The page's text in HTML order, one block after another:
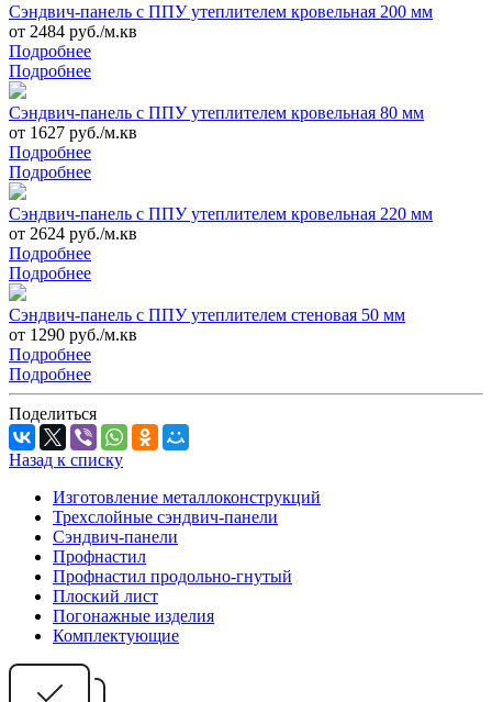
Сэндвич-панель с ППУ утеплителем кровельная 200 мм
от 2484 руб./м.кв
Подробнее
Подробнее
Сэндвич-панель с ППУ утеплителем кровельная 80 мм
от 1627 руб./м.кв
Подробнее
Подробнее
Сэндвич-панель с ППУ утеплителем кровельная 220 мм
от 2624 руб./м.кв
Подробнее
Подробнее
Сэндвич-панель с ППУ утеплителем стеновая 50 мм
от 1290 руб./м.кв
Подробнее
Подробнее
Поделиться
Назад к списку
Изготовление металлоконструкций
Трехслойные сэндвич-панели
Сэндвич-панели
Профнастил
Профнастил продольно-гнутый
Плоский лист
Погонажные изделия
Комплектующие